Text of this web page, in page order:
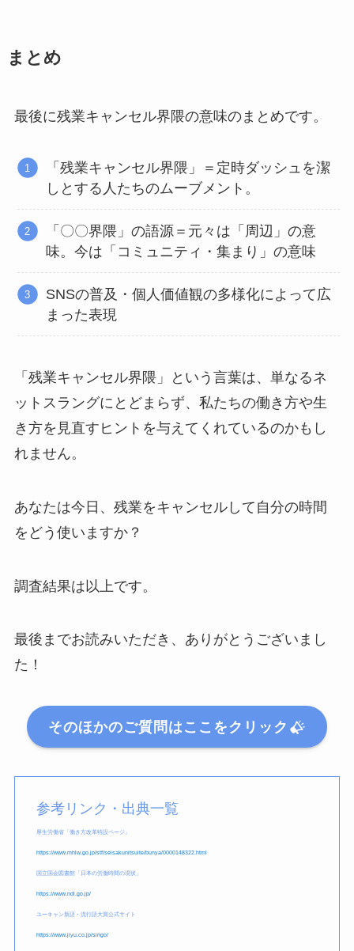
まとめ
最後に残業キャンセル界隈の意味のまとめです。
「残業キャンセル界隈」＝定時ダッシュを潔
しとする人たちのムーブメント。
「〇〇界隈」の語源＝元々は「周辺」の意
味。今は「コミュニティ・集まり」の意味
SNSの普及・個人価値観の多様化によって広
まった表現
「残業キャンセル界隈」という言葉は、単なるネ
ットスラングにとどまらず、私たちの働き方や生
き方を見直すヒントを与えてくれているのかもし
れません。
あなたは今日、残業をキャンセルして自分の時間
をどう使いますか？
調査結果は以上です。
最後までお読みいただき、ありがとうございまし
た！
そのほかのご質問はここをクリック
参考リンク・出典一覧
厚生労働省「働き方改革特設ページ」
https://www.mhlw.go.jp/stf/seisakunitsuite/bunya/0000148322.html
国立国会図書館「日本の労働時間の現状」
https://www.ndl.go.jp/
ユーキャン新語・流行語大賞公式サイト
https://www.jiyu.co.jp/singo/